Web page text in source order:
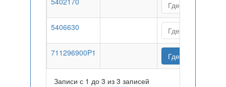
Где купить
5406630 Где купить
711296900P1 Где купить
Записи с 1 до 3 из 3 записей